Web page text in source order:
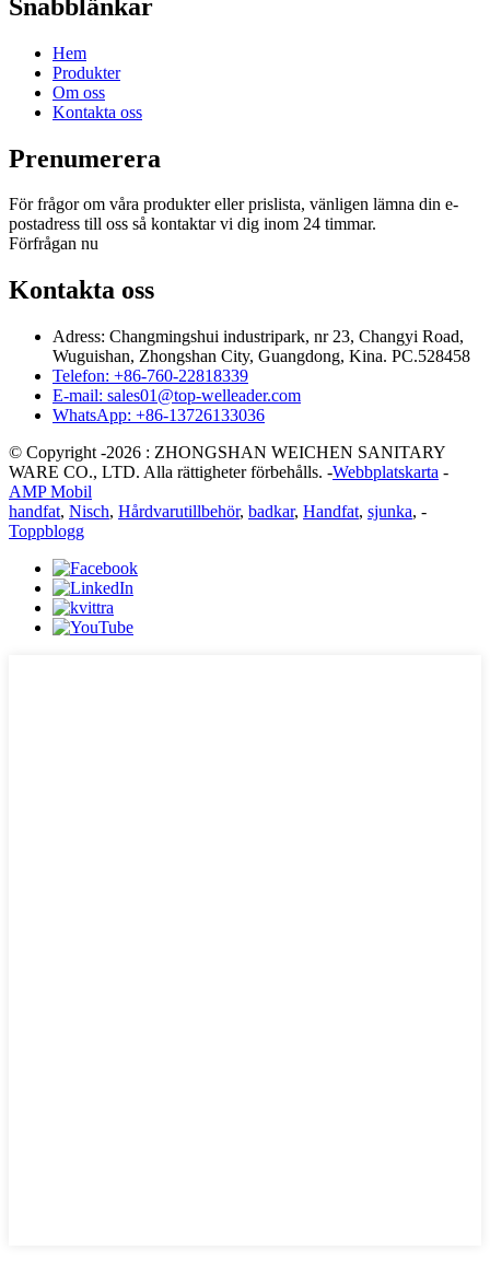
Snabblänkar
Hem
Produkter
Om oss
Kontakta oss
Prenumerera
För frågor om våra produkter eller prislista, vänligen lämna din e-
postadress till oss så kontaktar vi dig inom 24 timmar.
Förfrågan nu
Kontakta oss
Adress: Changmingshui industripark, nr 23, Changyi Road,
Wuguishan, Zhongshan City, Guangdong, Kina. PC.528458
Telefon: +86-760-22818339
E-mail: sales01@top-welleader.com
WhatsApp: +86-13726133036
© Copyright -2026 : ZHONGSHAN WEICHEN SANITARY
WARE CO., LTD. Alla rättigheter förbehålls. -Webbplatskarta -
AMP Mobil
handfat, Nisch, Hårdvarutillbehör, badkar, Handfat, sjunka, -
Toppblogg